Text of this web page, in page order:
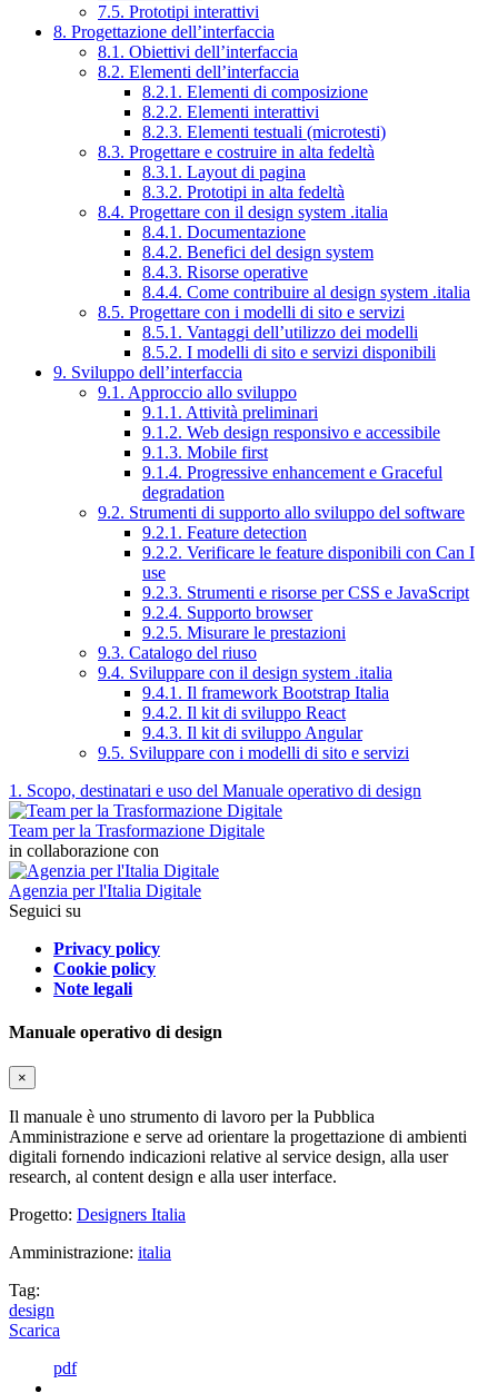
7.5. Prototipi interattivi
8. Progettazione dell’interfaccia
8.1. Obiettivi dell’interfaccia
8.2. Elementi dell’interfaccia
8.2.1. Elementi di composizione
8.2.2. Elementi interattivi
8.2.3. Elementi testuali (microtesti)
8.3. Progettare e costruire in alta fedeltà
8.3.1. Layout di pagina
8.3.2. Prototipi in alta fedeltà
8.4. Progettare con il design system .italia
8.4.1. Documentazione
8.4.2. Benefici del design system
8.4.3. Risorse operative
8.4.4. Come contribuire al design system .italia
8.5. Progettare con i modelli di sito e servizi
8.5.1. Vantaggi dell’utilizzo dei modelli
8.5.2. I modelli di sito e servizi disponibili
9. Sviluppo dell’interfaccia
9.1. Approccio allo sviluppo
9.1.1. Attività preliminari
9.1.2. Web design responsivo e accessibile
9.1.3. Mobile first
9.1.4. Progressive enhancement e Graceful
degradation
9.2. Strumenti di supporto allo sviluppo del software
9.2.1. Feature detection
9.2.2. Verificare le feature disponibili con Can I
use
9.2.3. Strumenti e risorse per CSS e JavaScript
9.2.4. Supporto browser
9.2.5. Misurare le prestazioni
9.3. Catalogo del riuso
9.4. Sviluppare con il design system .italia
9.4.1. Il framework Bootstrap Italia
9.4.2. Il kit di sviluppo React
9.4.3. Il kit di sviluppo Angular
9.5. Sviluppare con i modelli di sito e servizi
1. Scopo, destinatari e uso del Manuale operativo di design
Team per la Trasformazione Digitale
in collaborazione con
Agenzia per l'Italia Digitale
Seguici su
Privacy policy
Cookie policy
Note legali
Manuale operativo di design
×
Il manuale è uno strumento di lavoro per la Pubblica
Amministrazione e serve ad orientare la progettazione di ambienti
digitali fornendo indicazioni relative al service design, alla user
research, al content design e alla user interface.
Progetto: Designers Italia
Amministrazione: italia
Tag:
design
Scarica
pdf